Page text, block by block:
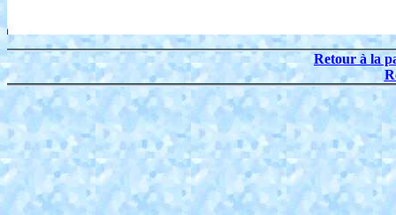
Retour à la